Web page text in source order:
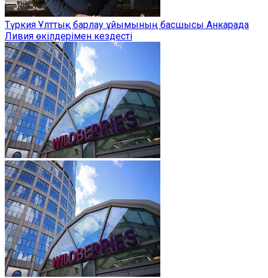
Түркия Ұлттық барлау ұйымының басшысы Анкарада
Ливия өкілдерімен кездесті